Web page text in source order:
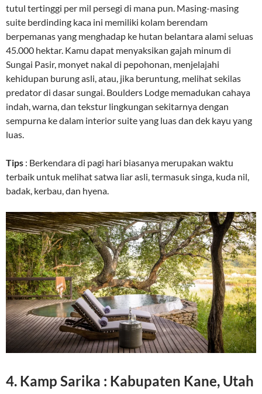
tutul tertinggi per mil persegi di mana pun. Masing-masing
suite berdinding kaca ini memiliki kolam berendam
berpemanas yang menghadap ke hutan belantara alami seluas
45.000 hektar. Kamu dapat menyaksikan gajah minum di
Sungai Pasir, monyet nakal di pepohonan, menjelajahi
kehidupan burung asli, atau, jika beruntung, melihat sekilas
predator di dasar sungai. Boulders Lodge memadukan cahaya
indah, warna, dan tekstur lingkungan sekitarnya dengan
sempurna ke dalam interior suite yang luas dan dek kayu yang
luas.
Tips : Berkendara di pagi hari biasanya merupakan waktu
terbaik untuk melihat satwa liar asli, termasuk singa, kuda nil,
badak, kerbau, dan hyena.
4. Kamp Sarika : Kabupaten Kane, Utah